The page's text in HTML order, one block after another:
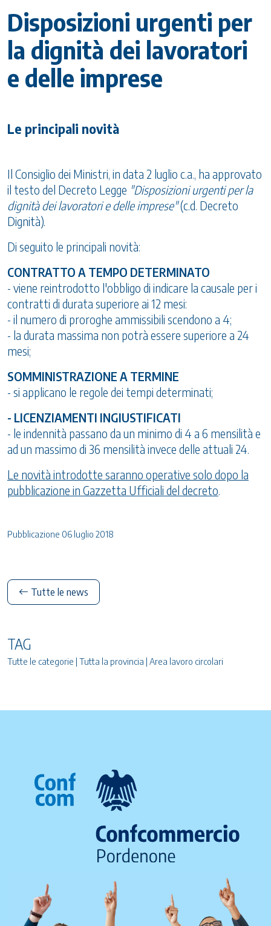
Disposizioni urgenti per
la dignità dei lavoratori
e delle imprese
Le principali novità
Il Consiglio dei Ministri, in data 2 luglio c.a., ha approvato
il testo del Decreto Legge "Disposizioni urgenti per la
dignità dei lavoratori e delle imprese"(c.d. Decreto
Dignità).
Di seguito le principali novità:
CONTRATTO A TEMPO DETERMINATO
- viene reintrodotto l'obbligo di indicare la causale per i
contratti di durata superiore ai 12 mesi:
- il numero di proroghe ammissibili scendono a 4;
- la durata massima non potrà essere superiore a 24
mesi;
SOMMINISTRAZIONE A TERMINE
- si applicano le regole dei tempi determinati;
- LICENZIAMENTI INGIUSTIFICATI
- le indennità passano da un minimo di 4 a 6 mensilità e
ad un massimo di 36 mensilità invece delle attuali 24.
Le novità introdotte saranno operative solo dopo la
pubblicazione in Gazzetta Ufficiali del decreto.
Pubblicazione 06 luglio 2018
Tutte le news
TAG
Tutte le categorie | Tutta la provincia | Area lavoro circolari